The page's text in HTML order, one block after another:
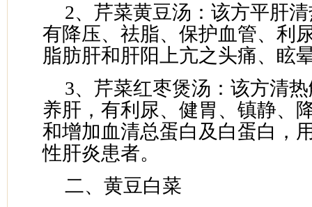
2、芹菜黄豆汤：该方平肝
有降压、祛脂、保护血管、利
脂肪肝和肝阳上亢之头痛、眩
3、芹菜红枣煲汤：该方清
养肝，有利尿、健胃、镇静、
和增加血清总蛋白及白蛋白，
性肝炎患者。
二、黄豆白菜